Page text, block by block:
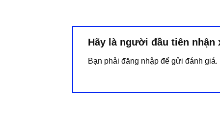
Hãy là người đầu tiên nhận
Bạn phải đăng nhập để gửi đánh giá.